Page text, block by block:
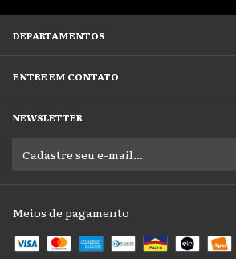
DEPARTAMENTOS
ENTRE EM CONTATO
NEWSLETTER
Meios de pagamento